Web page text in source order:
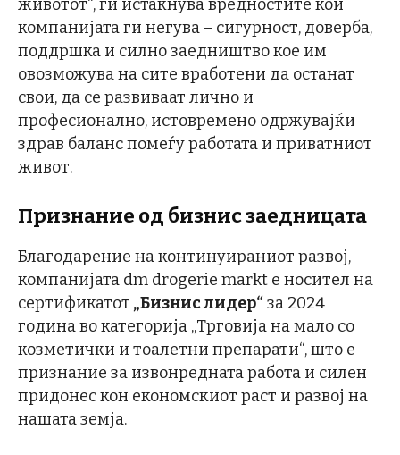
животот“, ги истакнува вредностите кои
компанијата ги негува – сигурност, доверба,
поддршка и силно заедништво кое им
овозможува на сите вработени да останат
свои, да се развиваат лично и
професионално, истовремено одржувајќи
здрав баланс помеѓу работата и приватниот
живот.
Признание од бизнис заедницата
Благодарение на континуираниот развој,
компанијата dm drogerie markt е носител на
сертификатот „Бизнис лидер“за 2024
година во категорија „Трговија на мало со
козметички и тоалетни препарати“, што е
признание за извонредната работа и силен
придонес кон економскиот раст и развој на
нашата земја.